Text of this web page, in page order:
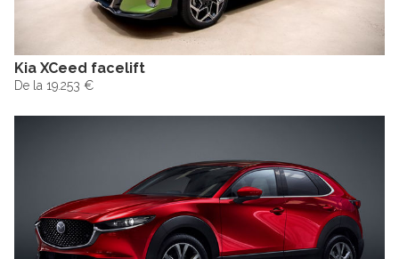
Kia XCeed facelift
De la 19.253 €